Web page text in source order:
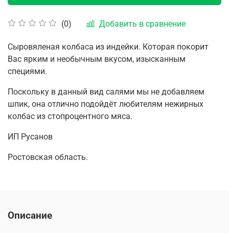
(0) Добавить в сравнение
Сыровяленая колбаса из индейки. Которая покорит
Вас ярким и необычным вкусом, изысканным
специями.
Поскольку в данный вид салями мы не добавляем
шпик, она отлично подойдёт любителям нежирных
колбас из стопроцентного мяса.
ИП Русанов
Ростовская область.
Описание